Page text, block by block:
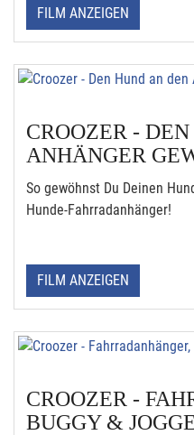
FILM ANZEIGEN
CROOZER -
ANHÄNGER
So gewöhnst Du Deinen
Hunde-Fahrradanhänger!
FILM ANZEIGEN
CROOZER -
BUGGY &